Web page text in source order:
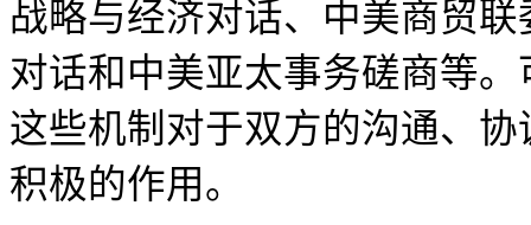
战略与经济对话、中美商贸
对话和中美亚太事务磋商等
这些机制对于双方的沟通、
积极的作用。